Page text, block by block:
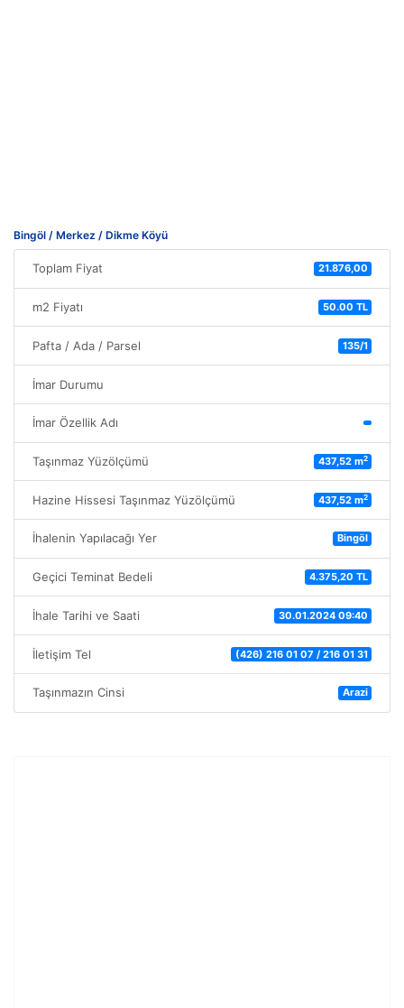
Bingöl / Merkez / Dikme Köyü
Toplam Fiyat 21.876,00
m2 Fiyatı 50.00 TL
Pafta / Ada / Parsel 135/1
İmar Durumu
İmar Özellik Adı
Taşınmaz Yüzölçümü 437,52 m2
Hazine Hissesi Taşınmaz Yüzölçümü 437,52 m2
İhalenin Yapılacağı Yer Bingöl
Geçici Teminat Bedeli 4.375,20 TL
İhale Tarihi ve Saati 30.01.2024 09:40
İletişim Tel (426) 216 01 07 / 216 01 31
Taşınmazın Cinsi Arazi